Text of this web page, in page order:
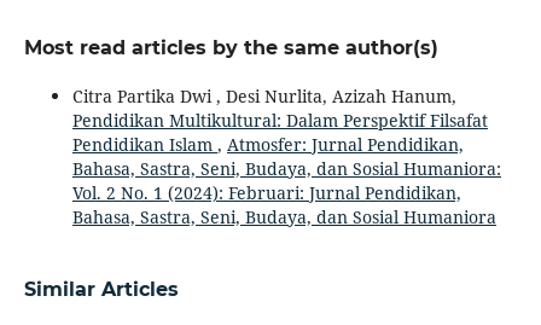
Most read articles by the same author(s)
Citra Partika Dwi , Desi Nurlita, Azizah Hanum,
Pendidikan Multikultural: Dalam Perspektif Filsafat
Pendidikan Islam , Atmosfer: Jurnal Pendidikan,
Bahasa, Sastra, Seni, Budaya, dan Sosial Humaniora:
Vol. 2 No. 1 (2024): Februari: Jurnal Pendidikan,
Bahasa, Sastra, Seni, Budaya, dan Sosial Humaniora
Similar Articles